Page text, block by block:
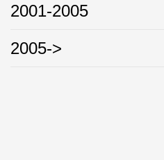
2001-2005
2005->